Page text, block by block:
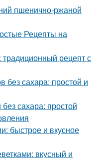
пшенично-ржаной
Рецепты на
традиционный рецепт с
без сахара: простой и
сахара: простой
быстрое и вкусное
вкусный и